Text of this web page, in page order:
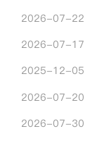
2026-07-22
2026-07-17
2025-12-05
2026-07-20
2026-07-30